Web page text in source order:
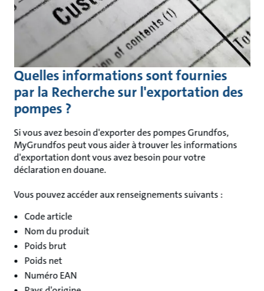
Quelles informations sont fournies
par la Recherche sur l'exportation des
pompes ?
Si vous avez besoin d'exporter des pompes Grundfos,
MyGrundfos peut vous aider à trouver les informations
d'exportation dont vous avez besoin pour votre
déclaration en douane.
Vous pouvez accéder aux renseignements suivants :
Code article
Nom du produit
Poids brut
Poids net
Numéro EAN